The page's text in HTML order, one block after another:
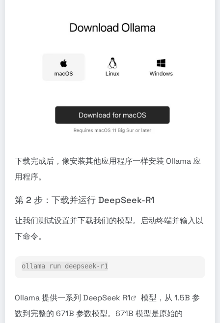
下载完成后，像安装其他应用程序一样安装 Ollama 应
用程序。
第 2 步：下载并运行 DeepSeek-R1
让我们测试设置并下载我们的模型。启动终端并输入以
下命令。
ollama run deepseek-r1
Ollama 提供一系列 DeepSeek R1
模型，从 1.5B 参
数到完整的 671B 参数模型。671B 模型是原始的